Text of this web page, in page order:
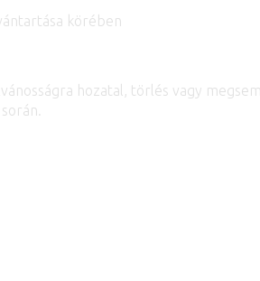
körében
hozatal, törlés vagy